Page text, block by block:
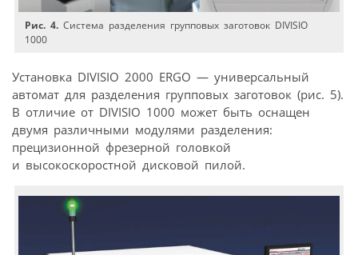
Рис. 4. Система разделения групповых заготовок DIVISIO
1000
Установка DIVISIO 2000 ERGO — универсальный
автомат для разделения групповых заготовок (рис. 5).
В отличие от DIVISIO 1000 может быть оснащен
двумя различными модулями разделения:
прецизионной фрезерной головкой
и высокоскоростной дисковой пилой.